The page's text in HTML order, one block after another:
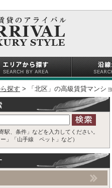
探す 「北区」の高級賃貸マンシ
駅、条件」などを入力してください。
」「山手線 ペット」など）